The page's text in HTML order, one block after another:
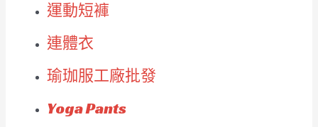
運動短褲
連體衣
瑜珈服工廠批發
Yoga Pants